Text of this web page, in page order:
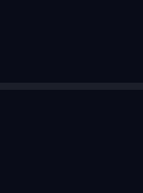
por una elite
mediante
que promovían el